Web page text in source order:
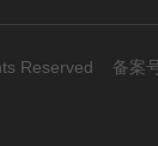
Reserved 备案